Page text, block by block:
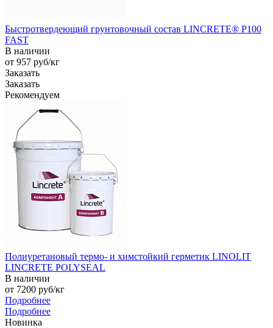
Быстротвердеющий грунтовочный состав LINCRETE® P100
FAST
В наличии
от 957 руб/кг
Заказать
Заказать
Рекомендуем
Полиуретановый термо- и химстойкий герметик LINOLIT
LINCRETE POLYSEAL
В наличии
от 7200 руб/кг
Подробнее
Подробнее
Новинка